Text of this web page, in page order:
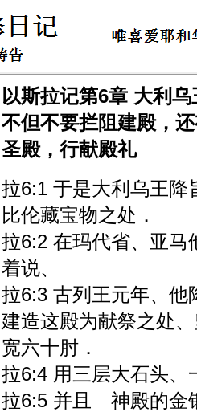
以斯拉记第6章 大利
不但不要拦阻建殿，
圣殿，行献殿礼
拉6:1 于是大利乌王降
比伦藏宝物之处．
拉6:2 在玛代省、亚马
着说、
拉6:3 古列王元年、
建造这殿为献祭之处
宽六十肘．
拉6:4 用三层大石头、
拉6:5 并且 神殿的金